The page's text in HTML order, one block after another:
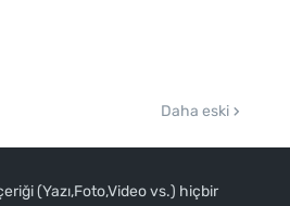
Daha eski
(Yazı,Foto,Video vs.) hiçbir